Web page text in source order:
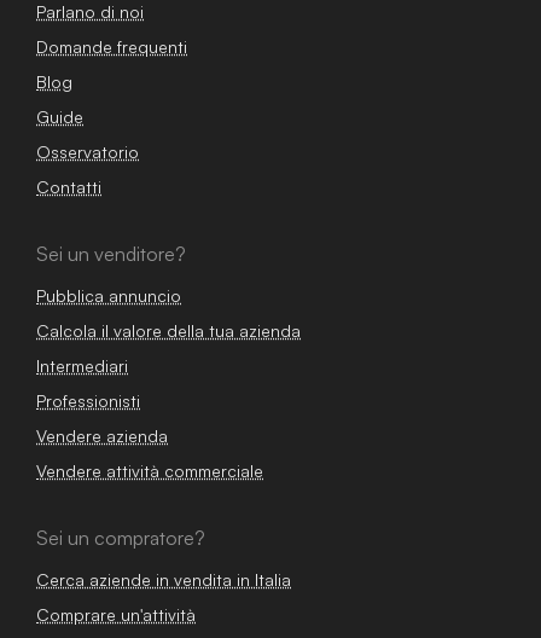
Parlano di noi
Domande frequenti
Blog
Guide
Osservatorio
Contatti
Sei un venditore?
Pubblica annuncio
Calcola il valore della tua azienda
Intermediari
Professionisti
Vendere azienda
Vendere attività commerciale
Sei un compratore?
Cerca aziende in vendita in Italia
Comprare un'attività